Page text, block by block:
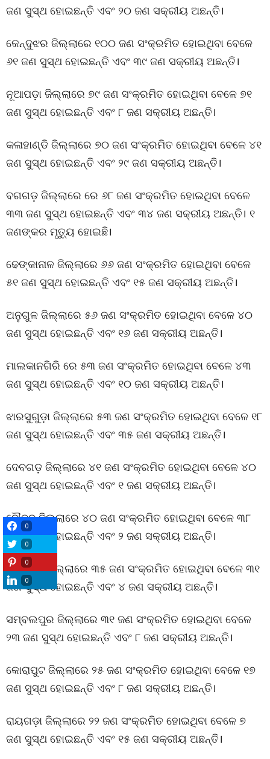
ଜଣ ସୁସ୍ଥ ହୋଇଛନ୍ତି ଏବଂ ୨୦ ଜଣ ସକ୍ରୀୟ ଅଛନ୍ତି।
କେନ୍ଦୁଝର ଜିଲ୍ଲାରେ ୧୦୦ ଜଣ ସଂକ୍ରମିତ ହୋଇଥିବା ବେଳେ
୬୧ ଜଣ ସୁସ୍ଥ ହୋଇଛନ୍ତି ଏବଂ ୩୯ ଜଣ ସକ୍ରୀୟ ଅଛନ୍ତି।
ନୂଆପଡ଼ା ଜିଲ୍ଲାରେ ୭୯ ଜଣ ସଂକ୍ରମିତ ହୋଇଥିବା ବେଳେ ୭୧
ଜଣ ସୁସ୍ଥ ହୋଇଛନ୍ତି ଏବଂ ୮ ଜଣ ସକ୍ରୀୟ ଅଛନ୍ତି।
କଳାହାଣ୍ଡି ଜିଲ୍ଲାରେ ୭୦ ଜଣ ସଂକ୍ରମିତ ହୋଇଥିବା ବେଳେ ୪୧
ଜଣ ସୁସ୍ଥ ହୋଇଛନ୍ତି ଏବଂ ୨୯ ଜଣ ସକ୍ରୀୟ ଅଛନ୍ତି।
ବଗଗଡ଼ ଜିଲ୍ଲାରେ ରେ ୬୮ ଜଣ ସଂକ୍ରମିତ ହୋଇଥିବା ବେଳେ
୩୩ ଜଣ ସୁସ୍ଥ ହୋଇଛନ୍ତି ଏବଂ ୩୪ ଜଣ ସକ୍ରୀୟ ଅଛନ୍ତି। ୧
ଜଣଙ୍କର ମୃତ୍ୟୁ ହୋଇଛି।
ଢେଙ୍କାନାଳ ଜିଲ୍ଲାରେ ୬୬ ଜଣ ସଂକ୍ରମିତ ହୋଇଥିବା ବେଳେ
୫୧ ଜଣ ସୁସ୍ଥ ହୋଇଛନ୍ତି ଏବଂ ୧୫ ଜଣ ସକ୍ରୀୟ ଅଛନ୍ତି।
ଅନୁଗୁଳ ଜିଲ୍ଲାରେ ୫୬ ଜଣ ସଂକ୍ରମିତ ହୋଇଥିବା ବେଳେ ୪୦
ଜଣ ସୁସ୍ଥ ହୋଇଛନ୍ତି ଏବଂ ୧୬ ଜଣ ସକ୍ରୀୟ ଅଛନ୍ତି।
ମାଲକାନଗିରି ରେ ୫୩ ଜଣ ସଂକ୍ରମିତ ହୋଇଥିବା ବେଳେ ୪୩
ଜଣ ସୁସ୍ଥ ହୋଇଛନ୍ତି ଏବଂ ୧୦ ଜଣ ସକ୍ରୀୟ ଅଛନ୍ତି।
ଝାରସୁଗୁଡ଼ା ଜିଲ୍ଲାରେ ୫୩ ଜଣ ସଂକ୍ରମିତ ହୋଇଥିବା ବେଳେ ୧୮
ଜଣ ସୁସ୍ଥ ହୋଇଛନ୍ତି ଏବଂ ୩୫ ଜଣ ସକ୍ରୀୟ ଅଛନ୍ତି।
ଦେବଗଡ଼ ଜିଲ୍ଲାରେ ୪୧ ଜଣ ସଂକ୍ରମିତ ହୋଇଥିବା ବେଳେ ୪୦
ଜଣ ସୁସ୍ଥ ହୋଇଛନ୍ତି ଏବଂ ୧ ଜଣ ସକ୍ରୀୟ ଅଛନ୍ତି।
ବୌଦ୍ଦ ଜିଲ୍ଲାରେ ୪୦ ଜଣ ସଂକ୍ରମିତ ହୋଇଥିବା ବେଳେ ୩୮
ଜଣ ସୁସ୍ଥ ହୋଇଛନ୍ତି ଏବଂ ୨ ଜଣ ସକ୍ରୀୟ ଅଛନ୍ତି।
ସୋନପୁର ଜିଲ୍ଲାରେ ୩୫ ଜଣ ସଂକ୍ରମିତ ହୋଇଥିବା ବେଳେ ୩୧
ଜଣ ସୁସ୍ଥ ହୋଇଛନ୍ତି ଏବଂ ୪ ଜଣ ସକ୍ରୀୟ ଅଛନ୍ତି।
ସମ୍ବଲପୁର ଜିଲ୍ଲାରେ ୩୧ ଜଣ ସଂକ୍ରମିତ ହୋଇଥିବା ବେଳେ
୨୩ ଜଣ ସୁସ୍ଥ ହୋଇଛନ୍ତି ଏବଂ ୮ ଜଣ ସକ୍ରୀୟ ଅଛନ୍ତି।
କୋରାପୁଟ ଜିଲ୍ଲାରେ ୨୫ ଜଣ ସଂକ୍ରମିତ ହୋଇଥିବା ବେଳେ ୧୭
ଜଣ ସୁସ୍ଥ ହୋଇଛନ୍ତି ଏବଂ ୮ ଜଣ ସକ୍ରୀୟ ଅଛନ୍ତି।
ରାୟଗଡ଼ା ଜିଲ୍ଲାରେ ୨୨ ଜଣ ସଂକ୍ରମିତ ହୋଇଥିବା ବେଳେ ୭
ଜଣ ସୁସ୍ଥ ହୋଇଛନ୍ତି ଏବଂ ୧୫ ଜଣ ସକ୍ରୀୟ ଅଛନ୍ତି।
0
0
0
0